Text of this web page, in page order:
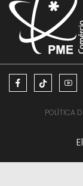
POLÍTICA